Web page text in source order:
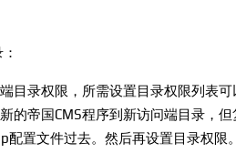
目录权限，所需设置目录权限列表可
的帝国CMS程序到新访问端目录，
置文件过去。然后再设置目录权限